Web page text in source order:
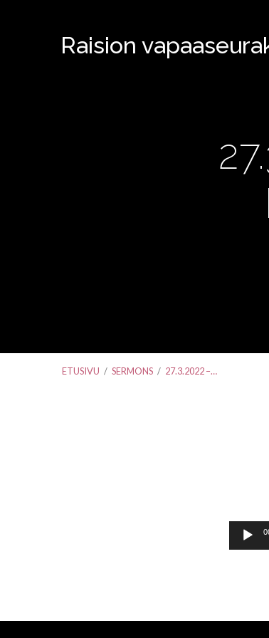
Raision
ETUSIVU / SERMONS / 27.3.2022 –…